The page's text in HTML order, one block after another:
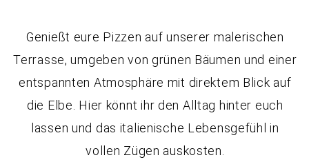
Genießt eure Pizzen auf unserer malerischen
Terrasse, umgeben von grünen Bäumen und einer
entspannten Atmosphäre mit direktem Blick auf
die Elbe. Hier könnt ihr den Alltag hinter euch
lassen und das italienische Lebensgefühl in
vollen Zügen auskosten.